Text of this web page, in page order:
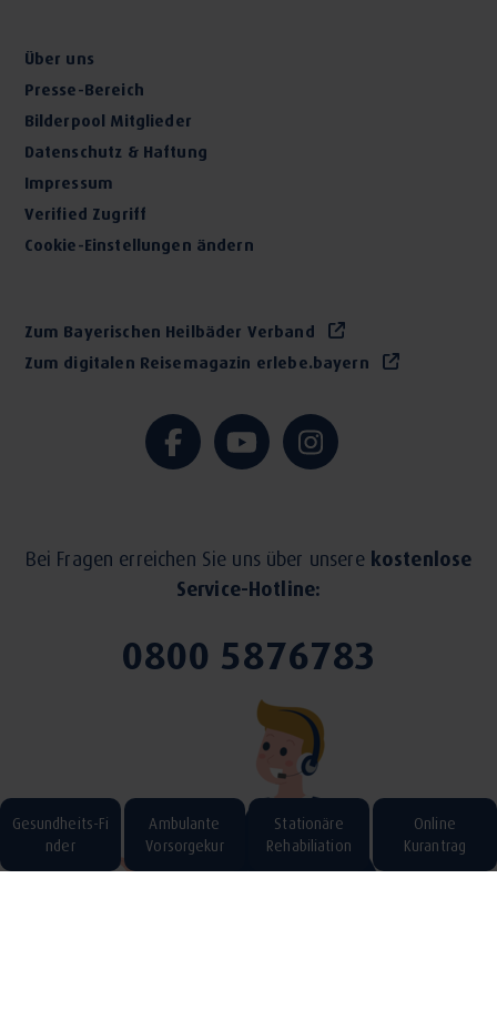
Gesundheits-Fi
nder
Ambulante
Vorsorgekur
Stationäre
Rehabiliation
Online
Kurantrag
Über uns
Presse-Bereich
Bilderpool Mitglieder
Datenschutz & Haftung
Impressum
Verified Zugriff
Cookie-Einstellungen ändern
Zum Bayerischen Heilbäder Verband
Zum digitalen Reisemagazin erlebe.bayern
Bei Fragen erreichen Sie uns über unsere kostenlose
Service-Hotline:
0800 5876783